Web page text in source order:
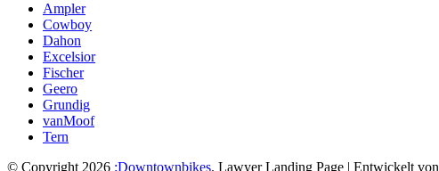
Ampler
Cowboy
Dahon
Excelsior
Fischer
Geero
Grundig
vanMoof
Tern
© Copyright 2026 :Downtownbikes. Lawyer Landing Page | Entwickelt von